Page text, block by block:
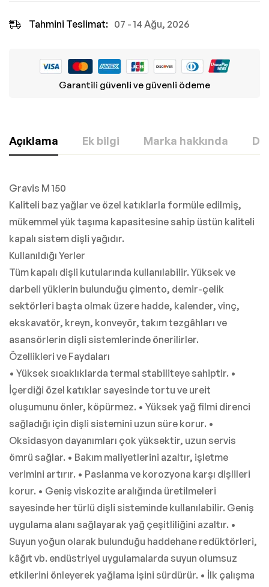
Tahmini Teslimat: 07 - 14 Ağu, 2026
Garantili güvenli ve güvenli ödeme
Açıklama Ek bilgi Marka hakkında
Gravis M 150
Kaliteli baz yağlar ve özel katıklarla formüle edilmiş,
mükemmel yük taşıma kapasitesine sahip üstün kaliteli
kapalı sistem dişli yağıdır.
Kullanıldığı Yerler
Tüm kapalı dişli kutularında kullanılabilir. Yüksek ve
darbeli yüklerin bulunduğu çimento, demir-çelik
sektörleri başta olmak üzere hadde, kalender, vinç,
ekskavatör, kreyn, konveyör, takım tezgâhları ve
asansörlerin dişli sistemlerinde önerilirler.
Özellikleri ve Faydaları
• Yüksek sıcaklıklarda termal stabiliteye sahiptir. •
İçerdiği özel katıklar sayesinde tortu ve ureit
oluşumunu önler, köpürmez. • Yüksek yağ filmi direnci
sağladığı için dişli sistemini uzun süre korur. •
Oksidasyon dayanımları çok yüksektir, uzun servis
ömrü sağlar. • Bakım maliyetlerini azaltır, işletme
verimini artırır. • Paslanma ve korozyona karşı dişlileri
korur. • Geniş viskozite aralığında üretilmeleri
sayesinde her türlü dişli sisteminde kullanılabilir. Geniş
uygulama alanı sağlayarak yağ çeşitliliğini azaltır. •
Suyun yoğun olarak bulunduğu haddehane redüktörleri,
kâğıt vb. endüstriyel uygulamalarda suyun olumsuz
etkilerini önleyerek yağlama işini sürdürür. • İlk çalışma